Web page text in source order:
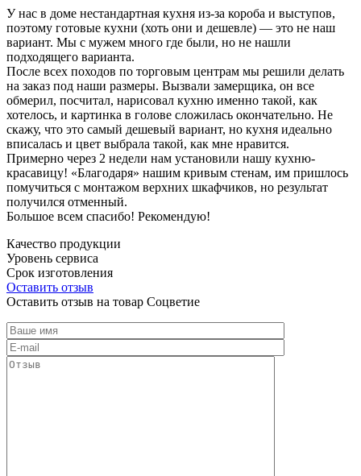
У нас в доме нестандартная кухня из-за короба и выступов,
поэтому готовые кухни (хоть они и дешевле) — это не наш
вариант. Мы с мужем много где были, но не нашли
подходящего варианта.
После всех походов по торговым центрам мы решили делать
на заказ под наши размеры. Вызвали замерщика, он все
обмерил, посчитал, нарисовал кухню именно такой, как
хотелось, и картинка в голове сложилась окончательно. Не
скажу, что это самый дешевый вариант, но кухня идеально
вписалась и цвет выбрала такой, как мне нравится.
Примерно через 2 недели нам установили нашу кухню-
красавицу! «Благодаря» нашим кривым стенам, им пришлось
помучиться с монтажом верхних шкафчиков, но результат
получился отменный.
Большое всем спасибо! Рекомендую!
Качество продукции
Уровень сервиса
Срок изготовления
Оставить отзыв
Оставить отзыв на товар Соцветие